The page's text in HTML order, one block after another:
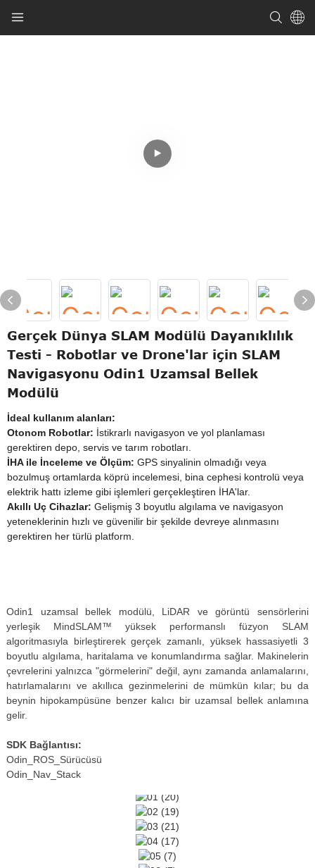
Gerçek Dünya SLAM Modülü Dayanıklılık
Testi - Robotlar ve Drone'lar için SLAM
Navigasyonu Odin1 Uzamsal Bellek
Modülü
İdeal kullanım alanları:
Otonom Robotlar: İstikrarlı navigasyon ve yol planlaması
gerektiren depo, servis ve tarım robotları.
İHA ile İnceleme ve Ölçüm: GPS sinyalinin olmadığı veya
bozulmuş ortamlarda köprü incelemesi, bina cephesi kontrolü veya
elektrik hattı izleme gibi işlemleri gerçekleştiren İHA'lar.
Akıllı Uç Cihazlar: Gelişmiş 3 boyutlu algılama ve navigasyon
yeteneklerinin hızlı ve güvenilir bir şekilde devreye alınmasını
gerektiren her türlü platform.
Odin1 uzamsal bellek modülü, LiDAR ve görüntü sensörlerini
yerleşik MindSLAM™ yüksek performanslı füzyon SLAM
algoritmasıyla birleştirerek gerçek zamanlı, yüksek hassasiyetli 3
boyutlu algılama, haritalama ve konumlandırma sağlar. Makinelerin
çevrelerini yalnızca "görmelerini" değil, aynı zamanda anlamalarını,
hatırlamalarını ve akıllıca gezinmelerini de mümkün kılar; bu da
beynin hipokampüsüne benzer kalıcı bir uzamsal bellek anlamına
gelir.
SDK Bağlantısı:
Odin_ROS_Sürücüsü
Odin_Nav_Stack